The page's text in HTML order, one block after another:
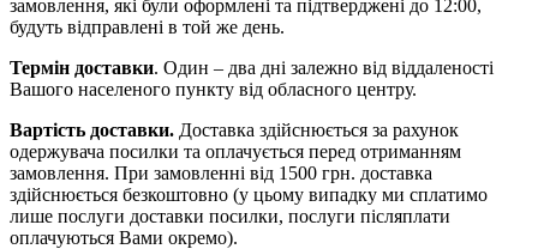
замовлення, які були оформлені та підтверджені до 12:00,
будуть відправлені в той же день.
Термін доставки. Один – два дні залежно від віддаленості
Вашого населеного пункту від обласного центру.
Вартість доставки. Доставка здійснюється за рахунок
одержувача посилки та оплачується перед отриманням
замовлення. При замовленні від 1500 грн. доставка
здійснюється безкоштовно (у цьому випадку ми сплатимо
лише послуги доставки посилки, послуги післяплати
оплачуються Вами окремо).